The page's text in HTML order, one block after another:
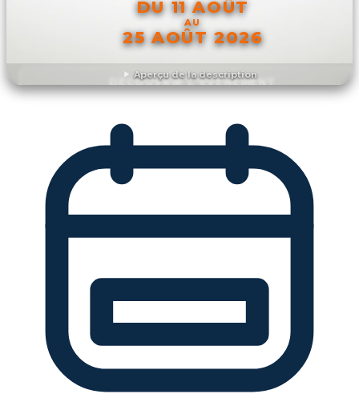
Aperçu de la description
DU 11 AOÛT
AU
25 AOÛT 2026
DÉCOUVRIR L'ÉVÉNEMENT